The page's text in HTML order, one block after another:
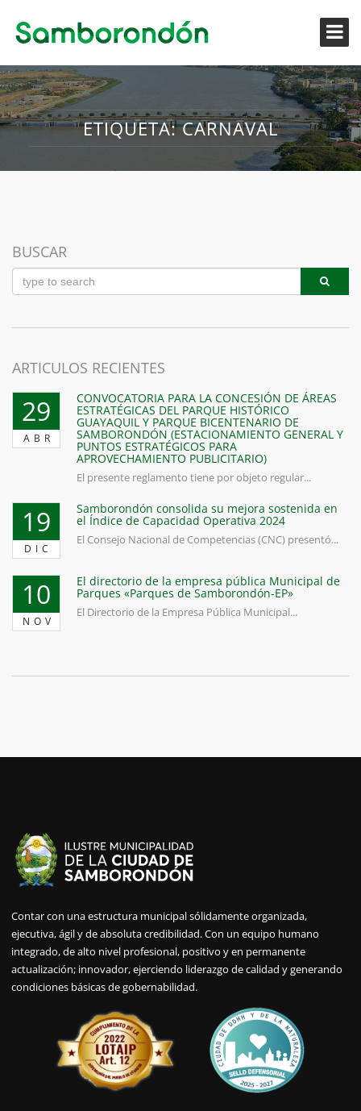
ETIQUETA:CARNAVAL
11
NOV
Carnaval
Este Carnaval se vivirá con alegría y seguridad. Desde la
elección de la Reina de Carnaval, los shows y mucho más.
07
¡El Carnaval se celebra en
Samborondón!
Este Carnaval 2024 en Samborondón viene con muchas
febrero, disfrutá este nuevo carnaval con nosotros
admin
BUSCAR
ARTICULOS RECIENTES
29
ABR
CONVOCATORIA PARA LA CONCESIÓN DE ÁREAS
ESTRATÉGICAS DEL PARQUE HISTÓRICO
GUAYAQUIL Y PARQUE BICENTENARIO DE
SAMBORONDÓN (ESTACIONAMIENTO GENERAL Y
PUNTOS ESTRATÉGICOS PARA
APROVECHAMIENTO PUBLICITARIO)
El presente reglamento tiene por objeto regular...
19
DIC
Samborondón consolida su mejora sostenida en
el Índice de Capacidad Operativa 2024
El Consejo Nacional de Competencias (CNC) presentó...
10
NOV
El directorio de la empresa pública Municipal de
Parques «Parques de Samborondón-EP»
El Directorio de la Empresa Pública Municipal...
Contar con una estructura municipal sólidamente organizada,
ejecutiva, ágil y de absoluta credibilidad. Con un equipo humano
integrado, de alto nivel profesional, positivo y en permanente
actualización; innovador, ejerciendo liderazgo de calidad y generando
condiciones básicas de gobernabilidad.